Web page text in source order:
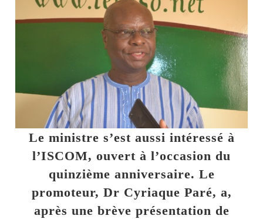
Le ministre s’est aussi intéressé à
l’ISCOM, ouvert à l’occasion du
quinzième anniversaire. Le
promoteur, Dr Cyriaque Paré, a,
après une brève présentation de